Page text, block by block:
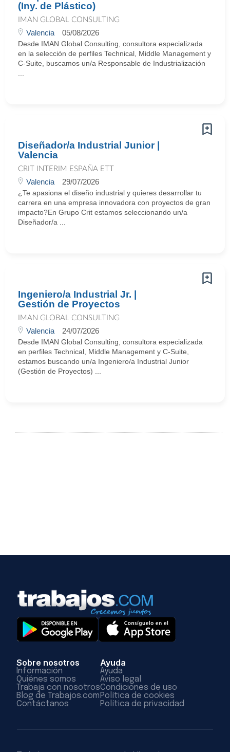
(Iny. de Plástico)
IMAN GLOBAL CONSULTING
Valencia 05/08/2026
Desde IMAN Global Consulting, consultora especializada
en la selección de perfiles Technical, Middle Management y
C-Suite, buscamos un/a Responsable de Industrialización
Diseñador/a Industrial Junior |
Valencia
CRIT INTERIM ESPAÑA ETT
Valencia 29/07/2026
¿Te apasiona el diseño industrial y quieres desarrollar tu
carrera en una empresa innovadora con proyectos de gran
impacto?En Grupo Crit estamos seleccionando un/a
Diseñador/a ...
Ingeniero/a Industrial Jr. |
Gestión de Proyectos
IMAN GLOBAL CONSULTING
Valencia 24/07/2026
Desde IMAN Global Consulting, consultora especializada
en perfiles Technical, Middle Management y C-Suite,
estamos buscando un/a Ingeniero/a Industrial Junior
(Gestión de Proyectos) ...
Sobre nosotros
Información
Quiénes somos
Trabaja con nosotros
Blog de Trabajos.com
Contáctanos
Ayuda
Ayuda
Aviso legal
Condiciones de uso
Política de cookies
Política de privacidad